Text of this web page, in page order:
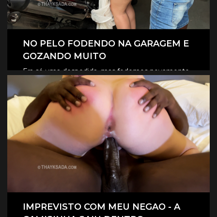
NO PELO FODENDO NA GARAGEM E
GOZANDO MUITO
Era só uma despedida, mas fodemos novamente
na garagem, e claro que foi no pelo, eles
revesaram gozar dentro de mim.
CLIQUE AQUI E ASSISTA
IMPREVISTO COM MEU NEGAO - A